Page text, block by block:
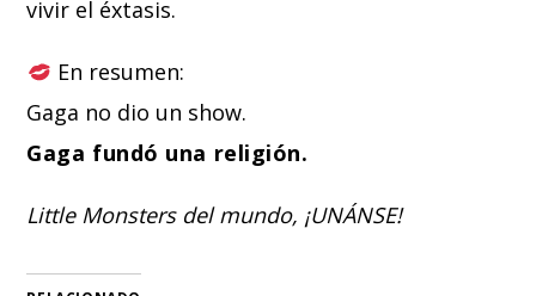
vivir el éxtasis.
En resumen:
Gaga no dio un show.
Gaga fundó una religión.
Little Monsters del mundo, ¡UNÁNSE!